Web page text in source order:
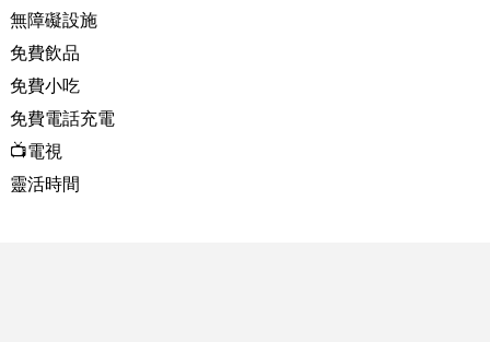
無障礙設施
免費飲品
免費小吃
免費電話充電
📺電視
靈活時間